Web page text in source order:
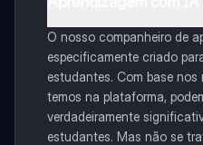
O nosso companheiro de
especificamente criado
estudantes. Com base
temos na plataforma,
verdadeiramente
estudantes. Mas não se